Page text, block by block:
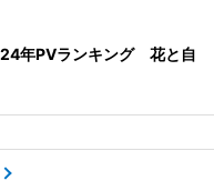
年PVランキング 花と自